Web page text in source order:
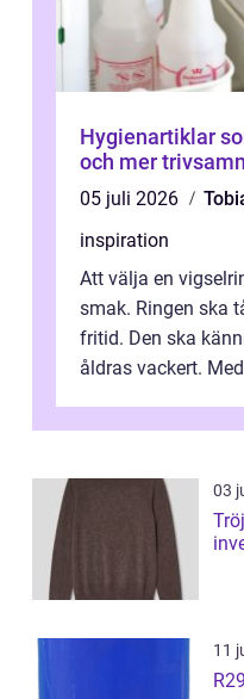
Hygienartiklar
och mer
05 juli 2026
inspiration
Att välja en
smak. Ringen ska
fritid. Den ska
åldras vackert.
03
11
R290 framtidens